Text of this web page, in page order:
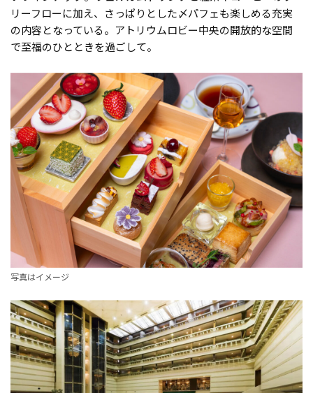
リーフローに加え、さっぱりとした〆パフェも楽しめる充実
の内容となっている。アトリウムロビー中央の開放的な空間
で至福のひとときを過ごして。
写真はイメージ